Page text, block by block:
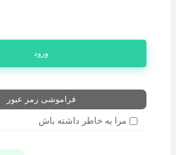
ورود
فراموشی رمز عبور
مرا به خاطر داشته باش